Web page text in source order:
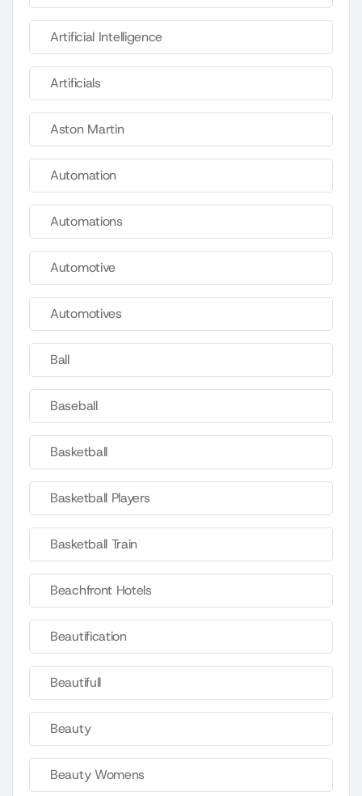
Artificial Intelligence
Artificials
Aston Martin
Automation
Automations
Automotive
Automotives
Ball
Baseball
Basketball
Basketball Players
Basketball Train
Beachfront Hotels
Beautification
Beautifull
Beauty
Beauty Womens